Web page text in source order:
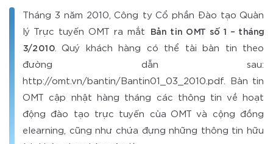
Tháng 3 năm 2010, Công ty Cổ phần Đào tạo Quản
lý Trực tuyến OMT ra mắt
Bản tin OMT số 1 – tháng
3/2010. Quý khách hàng có thể tải bản tin theo
đường dẫn sau:
http://omt.vn/bantin/Bantin01_03_2010.pdf. Bản tin
OMT cập nhật hàng tháng các thông tin về hoạt
động đào tạo trực tuyến của OMT và cộng đồng
elearning, cũng như chứa đựng những thông tin hữu